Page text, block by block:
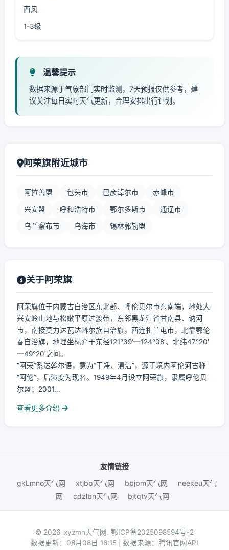
西风
1-3级
温馨提示
数据来源于气象部门实时监测，7天预报仅供参考，建
议关注每日实时天气更新，合理安排出行计划。
阿荣旗附近城市
阿拉善盟 包头市 巴彦淖尔市 赤峰市
兴安盟 呼和浩特市 鄂尔多斯市 通辽市
乌兰察布市 乌海市 锡林郭勒盟
关于阿荣旗
阿荣旗位于内蒙古自治区东北部、呼伦贝尔市东南端，地处大
兴安岭山地与松嫩平原过渡带，东邻黑龙江省甘南县、讷河
市，南接莫力达瓦达斡尔族自治旗，西连扎兰屯市，北靠鄂伦
春自治旗，地理坐标介于东经121°39′—124°08′、北纬47°20′
—49°20′之间。
“阿荣”系达斡尔语，意为“干净、清洁”，源于境内阿伦河古称
“阿伦”，后演变为现名。1949年4月设立阿荣旗，隶属呼伦贝
尔盟；2001...
查看更多介绍
友情链接
gkLmno天气网
xtjbp天气网 bbjpm天气网
neekeu天气
网
cdzlbn天气网 bjtqtv天气网
© 2026 lxyzmn天气网. 鄂ICP备2025098594号-2
数据更新：08月08日 16:15 | 数据来源：腾讯官网API